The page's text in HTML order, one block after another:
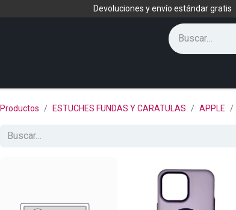
Devoluciones y envío estándar gratis
Productos ESTUCHES FUNDAS Y CARATULAS APPLE